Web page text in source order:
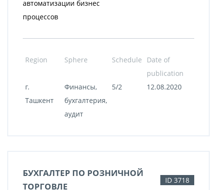
автоматизации бизнес
процессов
Region Sphere Schedule
Date of
publication
г.
Ташкент
Финансы,
бухгалтерия,
аудит
5/2 12.08.2020
БУХГАЛТЕР ПО РОЗНИЧНОЙ
ТОРГОВЛЕ
ID 3718